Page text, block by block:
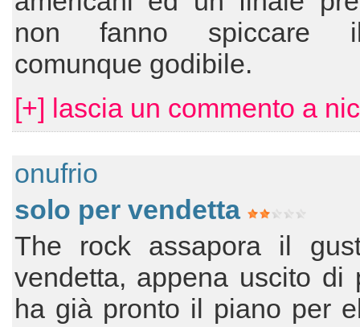
non fanno spiccare
comunque godibile.
[+] lascia un commento a
onufrio
solo per vendetta
The rock assapora il
vendetta, appena uscito di
ha già pronto il piano per